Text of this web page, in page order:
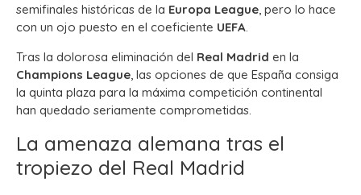
semifinales históricas de la Europa League , pero lo hace
con un ojo puesto en el coeficiente UEFA
Tras la dolorosa eliminación del Real Madrid en la
Champions League , las opciones de que España consiga
la quinta plaza para la máxima competición continental
han quedado seriamente comprometidas.
La amenaza alemana tras el
tropiezo del Real Madrid